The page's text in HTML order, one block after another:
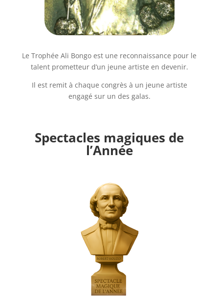
Le Trophée Ali Bongo est une reconnaissance pour le
talent prometteur d’un jeune artiste en devenir.
Il est remit à chaque congrès à un jeune artiste
engagé sur un des galas.
Spectacles magiques de
l’Année